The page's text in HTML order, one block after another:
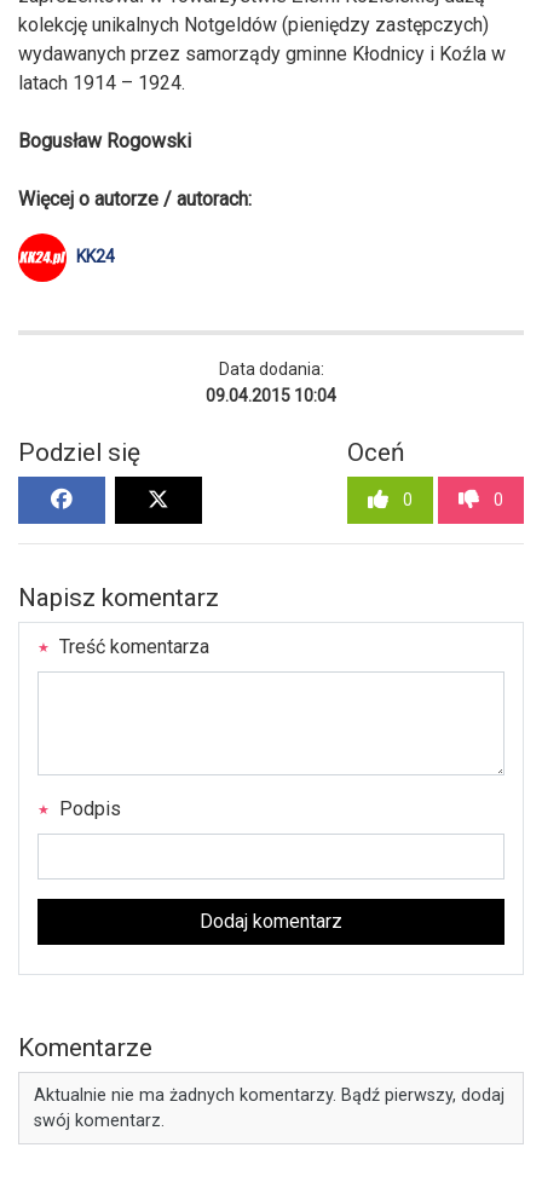
kolekcję unikalnych Notgeldów (pieniędzy zastępczych)
wydawanych przez samorządy gminne Kłodnicy i Koźla w
latach 1914 – 1924.
Bogusław Rogowski
Więcej o autorze / autorach:
KK24
Data dodania:
09.04.2015 10:04
Podziel się Oceń
0 0
Napisz komentarz
Treść komentarza
Podpis
Dodaj komentarz
Komentarze
Aktualnie nie ma żadnych komentarzy. Bądź pierwszy, dodaj
swój komentarz.